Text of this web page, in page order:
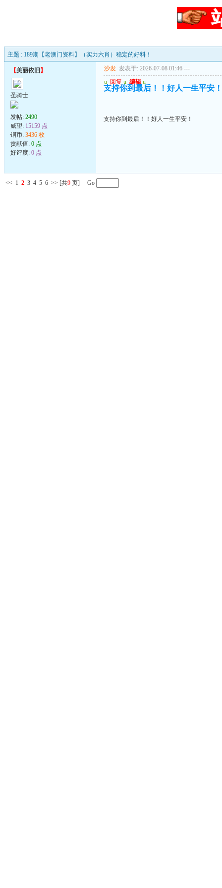
主题 : 189期【老澳门资料】（实力六肖）稳定的好料！
【美丽依旧 】
圣骑士
发帖: 2490
威望: 15159 点
铜币: 3436 枚
贡献值: 0 点
好评度: 0 点
沙发 发表于: 2026-07-08 01:46 ---
u 回复 u 编辑 u
支持你到最后！！好人一生平安！
支持你到最后！！好人一生平安！
<< 1 2 3 4 5 6 >> [共9 页] Go